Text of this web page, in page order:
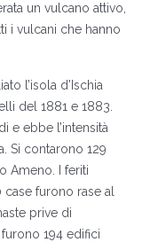
un vulcano attivo,
i vulcani che hanno
l’isola d’Ischia
del 1881 e 1883.
e ebbe l’intensità
Si contarono 129
Ameno. I feriti
furono rase al
prive di
194 edifici